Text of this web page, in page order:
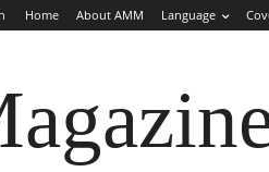
Home About AMM Language